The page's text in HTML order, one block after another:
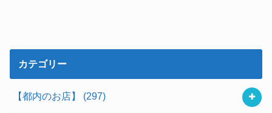
カテゴリー
【都内のお店】 (297)